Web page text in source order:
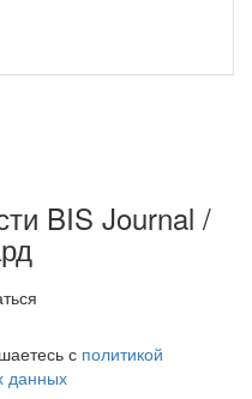
BIS Journal /
с политикой
данных